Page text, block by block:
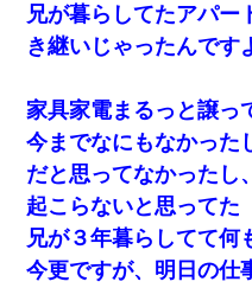
兄が暮らしてたアパー
き継いじゃったんです
家具家電まるっと譲っ
今までなにもなかった
だと思ってなかったし
起こらないと思ってた
兄が３年暮らしてて何
今更ですが、明日の仕